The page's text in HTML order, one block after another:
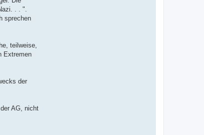
. . ".
sprechen
teilweise,
Extremen
der
AG, nicht